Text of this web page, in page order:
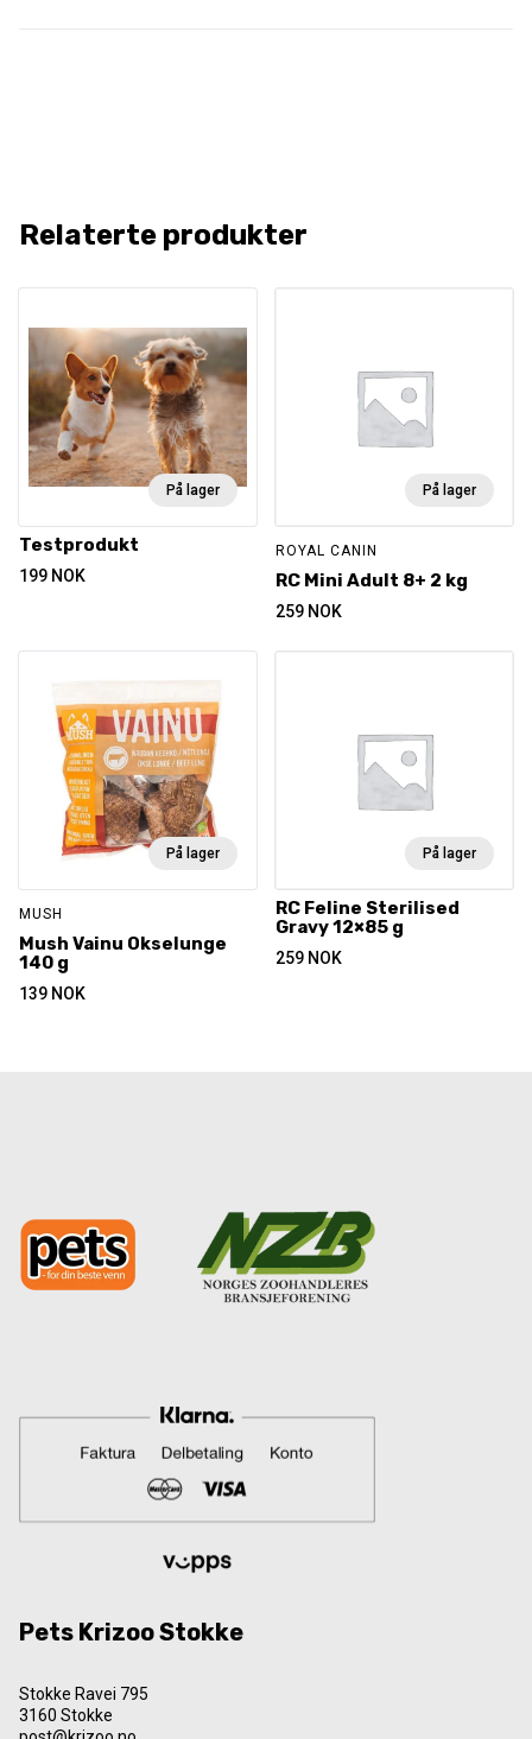
Relaterte produkter
På lager
Testprodukt
199 NOK
På lager
ROYAL CANIN
RC Mini Adult 8+ 2 kg
259 NOK
På lager
MUSH
Mush Vainu Okselunge
140 g
139 NOK
På lager
RC Feline Sterilised
Gravy 12×85 g
259 NOK
Pets Krizoo Stokke
Stokke Ravei 795
3160 Stokke